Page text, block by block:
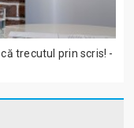
trecutul prin scris! -